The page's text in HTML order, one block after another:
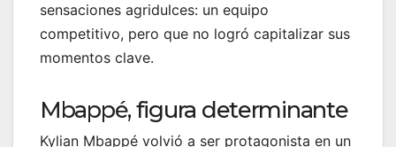
sensaciones agridulces: un equipo
competitivo, pero que no logró capitalizar sus
momentos clave.
Mbappé, figura determinante
Kylian Mbappé volvió a ser protagonista en un